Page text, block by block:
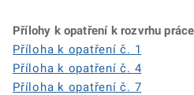
Přílohy k opatření k rozvrhu
Příloha k opatření č. 1
Příloha k opatření č. 4
Příloha k opatření č. 7